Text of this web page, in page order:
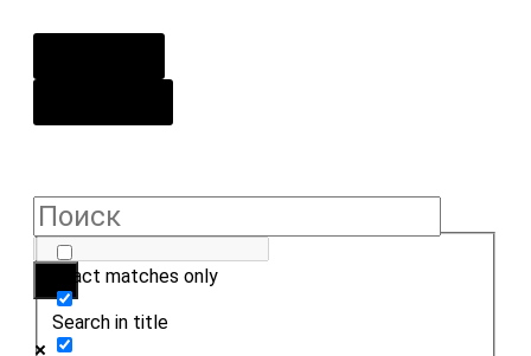
Exact matches only
Search in title